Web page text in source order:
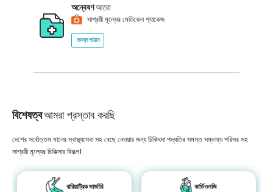
অন্বেষণআরো
সাশ্রয়ী মূল্যের মেডিকেল প্যাকেজ
তদন্ত পাঠান
বিশেষত্বআমরা প্রস্তাব করছি
দেশের সর্বোত্তম মানের স্বাস্থ্যসেবা সহ বেছে নেওয়ার জন্য চিকিৎসা পদ্ধতির সমস্ত সম্ভাব্য পরিসর সহ
সাশ্রয়ী মূল্যের চিকিত্সার বিকল্প।
বারিয়াট্রিক সার্জারি কার্ডিওলজি